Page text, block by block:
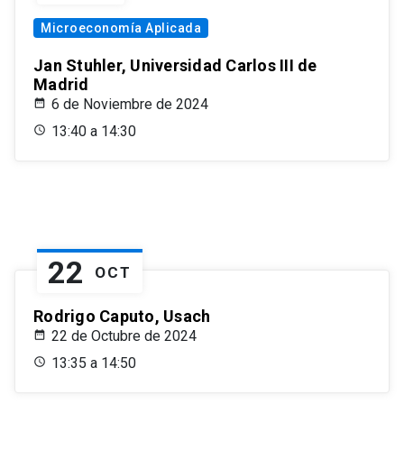
Microeconomía Aplicada
Jan Stuhler, Universidad Carlos III de
Madrid
6 de Noviembre de 2024
13:40 a 14:30
22 OCT
Rodrigo Caputo, Usach
22 de Octubre de 2024
13:35 a 14:50